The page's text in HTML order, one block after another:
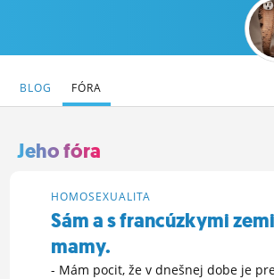
BLOG FÓRA
Jeho fóra
HOMOSEXUALITA
Sám a s francúzkymi
mamy.
- Mám pocit, že v dnešnej dobe je